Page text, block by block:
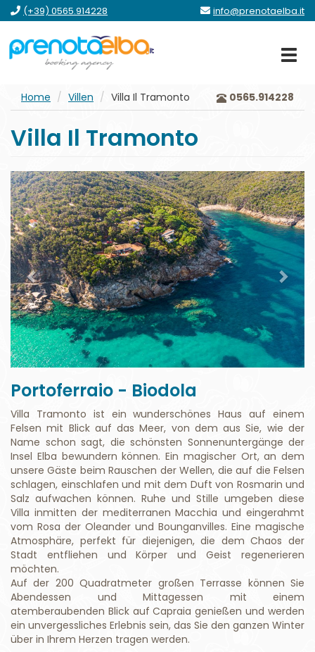
Zum
Menü
Zum
Hauptinhalt
springen
Zum
Formular
gehe
zum
Footer
(+39) 0565.914228 info@prenotaelba.it
Home Villen Villa Il Tramonto 0565.914228
Villa Il Tramonto
Portoferraio - Biodola
Villa Tramonto ist ein wunderschönes Haus auf einem
Felsen mit Blick auf das Meer, von dem aus Sie, wie der
Name schon sagt, die schönsten Sonnenuntergänge der
Insel Elba bewundern können. Ein magischer Ort, an dem
unsere Gäste beim Rauschen der Wellen, die auf die Felsen
schlagen, einschlafen und mit dem Duft von Rosmarin und
Salz aufwachen können. Ruhe und Stille umgeben diese
Villa inmitten der mediterranen Macchia und eingerahmt
vom Rosa der Oleander und Bounganvilles. Eine magische
Atmosphäre, perfekt für diejenigen, die dem Chaos der
Stadt entfliehen und Körper und Geist regenerieren
möchten.
Auf der 200 Quadratmeter großen Terrasse können Sie
Abendessen und Mittagessen mit einem
atemberaubenden Blick auf Capraia genießen und werden
ein unvergessliches Erlebnis sein, das Sie den ganzen Winter
über in Ihrem Herzen tragen werden.